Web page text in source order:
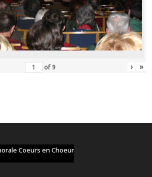
of 9 › »
Coeurs en Choeur